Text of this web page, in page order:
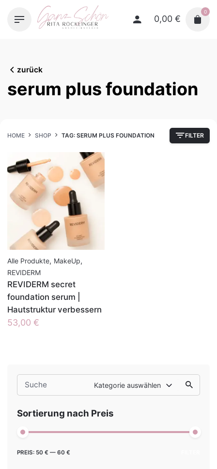
0,00 €
0
zurück
serum plus foundation
HOME SHOP TAG: SERUM PLUS FOUNDATION FILTER
Search
for
Kategorie auswählen
Sortierung nach Preis
Min.
Max.
PREIS: 50 € — 60 €
Alle Produkte, MakeUp,
REVIDERM
REVIDERM secret
foundation serum |
Hautstruktur verbessern
53,00 €